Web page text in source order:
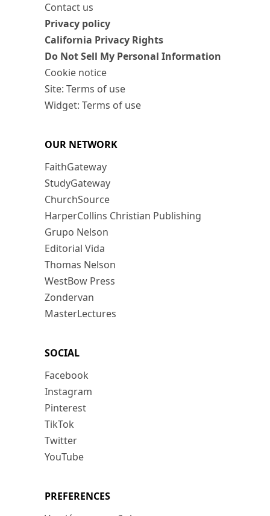
Contact us
Privacy policy
California Privacy Rights
Do Not Sell My Personal Information
Cookie notice
Site: Terms of use
Widget: Terms of use
OUR NETWORK
FaithGateway
StudyGateway
ChurchSource
HarperCollins Christian Publishing
Grupo Nelson
Editorial Vida
Thomas Nelson
WestBow Press
Zondervan
MasterLectures
SOCIAL
Facebook
Instagram
Pinterest
TikTok
Twitter
YouTube
PREFERENCES